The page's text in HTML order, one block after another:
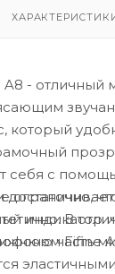
A8 - отличный
себя с
достаточно,
В
часть
индикатор
Fifine